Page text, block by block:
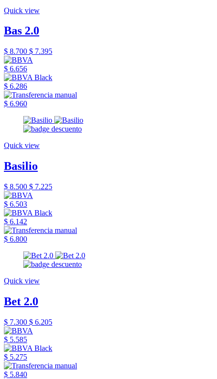
Quick view
Bas 2.0
$ 8.700 $ 7.395
$ 6.656
$ 6.286
$ 6.960
Quick view
Basilio
$ 8.500 $ 7.225
$ 6.503
$ 6.142
$ 6.800
Quick view
Bet 2.0
$ 7.300 $ 6.205
$ 5.585
$ 5.275
$ 5.840